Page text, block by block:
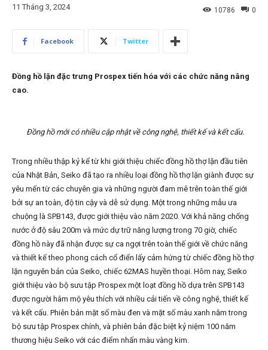
11 Tháng 3, 2024 0
10786
Facebook Twitter
Đồng hồ lặn đặc trưng Prospex tiến hóa với các chức năng nâng
cao.
Đồng hồ mới có nhiều cập nhật về công nghệ, thiết kế và kết cấu.
Trong nhiều thập kỷ kể từ khi giới thiệu chiếc đồng hồ thợ lặn đầu tiên
của Nhật Bản, Seiko đã tạo ra nhiều loại đồng hồ thợ lặn giành được sự
yêu mến từ các chuyên gia và những người đam mê trên toàn thế giới
bởi sự an toàn, độ tin cậy và dễ sử dụng. Một trong những mẫu ưa
chuộng là SPB143, được giới thiệu vào năm 2020. Với khả năng chống
nước ở độ sâu 200m và mức dự trữ năng lượng trong 70 giờ, chiếc
đồng hồ này đã nhận được sự ca ngợi trên toàn thế giới về chức năng
và thiết kế theo phong cách cổ điển lấy cảm hứng từ chiếc đồng hồ thợ
lặn nguyên bản của Seiko, chiếc 62MAS huyền thoại. Hôm nay, Seiko
giới thiệu vào bộ sưu tập Prospex một loạt đồng hồ dựa trên SPB143
được người hâm mộ yêu thích với nhiều cải tiến về công nghệ, thiết kế
và kết cấu. Phiên bản mặt số màu đen và mặt số màu xanh nằm trong
bộ sưu tập Prospex chính, và phiên bản đặc biệt kỷ niệm 100 năm
thương hiệu Seiko với các điểm nhấn màu vàng kim.